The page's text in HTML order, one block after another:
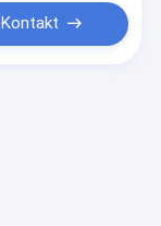
Kontakt